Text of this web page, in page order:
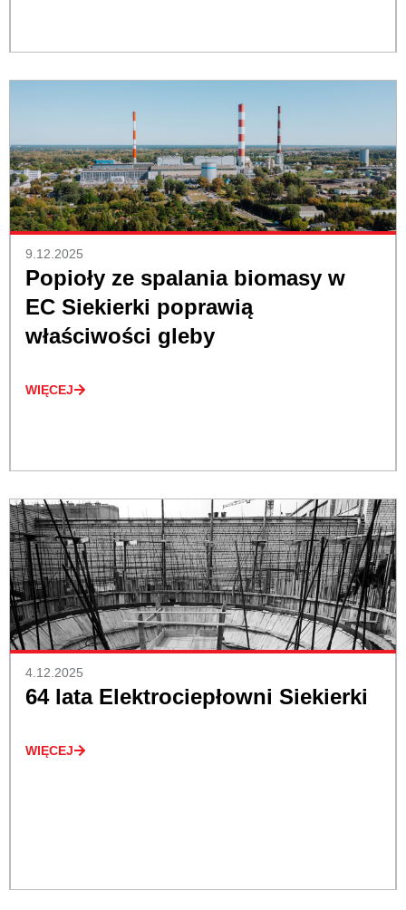
9.12.2025
Popioły ze spalania biomasy w
EC Siekierki poprawią
właściwości gleby
WIĘCEJ
4.12.2025
64 lata Elektrociepłowni Siekierki
WIĘCEJ